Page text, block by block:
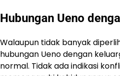
Hubungan Ueno
Walaupun tidak banyak
hubungan Ueno dengan
normal. Tidak ada indikasi